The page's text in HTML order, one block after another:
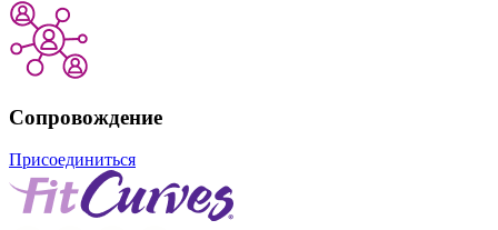
Сопровождение
Присоединиться